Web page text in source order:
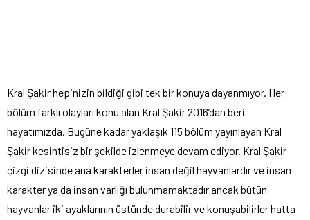
Kral Şakir hepinizin bildiği gibi tek bir konuya dayanmıyor. Her
bölüm farklı olayları konu alan Kral Şakir 2016’dan beri
hayatımızda. Bugüne kadar yaklaşık 115 bölüm yayınlayan Kral
Şakir kesintisiz bir şekilde izlenmeye devam ediyor. Kral Şakir
çizgi dizisinde ana karakterler insan değil hayvanlardır ve insan
karakter ya da insan varlığı bulunmamaktadır ancak bütün
hayvanlar iki ayaklarının üstünde durabilir ve konuşabilirler hatta